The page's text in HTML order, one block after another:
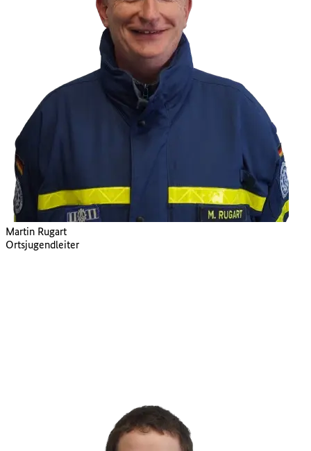
Martin Rugart
Ortsjugendleiter